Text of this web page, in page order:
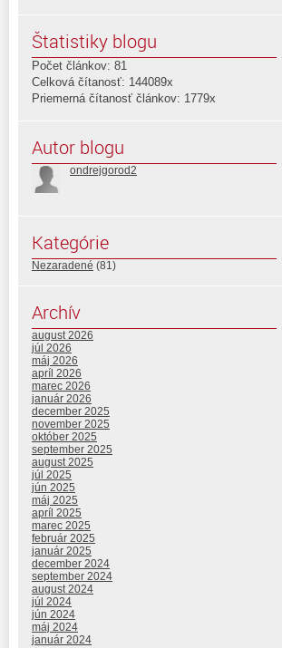
Štatistiky blogu
Počet článkov: 81
Celková čítanosť: 144089x
Priemerná čítanosť článkov: 1779x
Autor blogu
ondrejgorod2
Kategórie
Nezaradené (81)
Archív
august 2026
júl 2026
máj 2026
apríl 2026
marec 2026
január 2026
december 2025
november 2025
október 2025
september 2025
august 2025
júl 2025
jún 2025
máj 2025
apríl 2025
marec 2025
február 2025
január 2025
december 2024
september 2024
august 2024
júl 2024
jún 2024
máj 2024
január 2024